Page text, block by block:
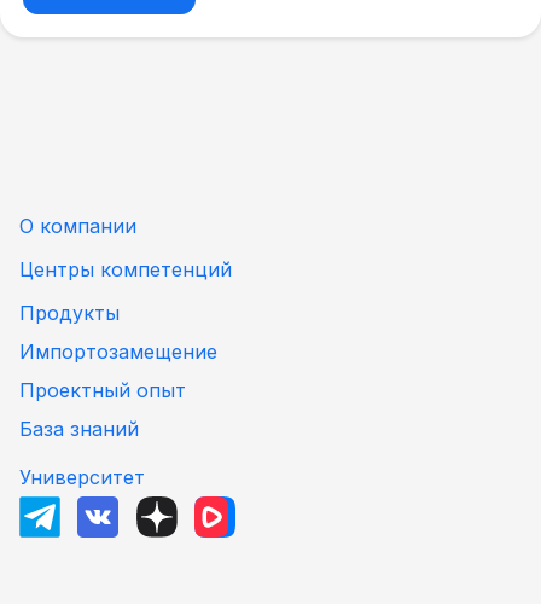
О компании
Центры компетенций
Продукты
Импортозамещение
Проектный опыт
База знаний
Университет